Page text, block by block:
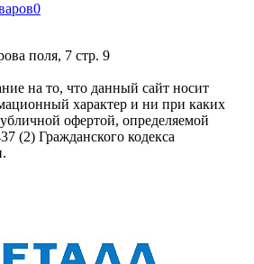
0
поля, 7 стр. 9
на то, что данный сайт носит
характер и ни при каких
офертой, определяемой
(2) Гражданского кодекса